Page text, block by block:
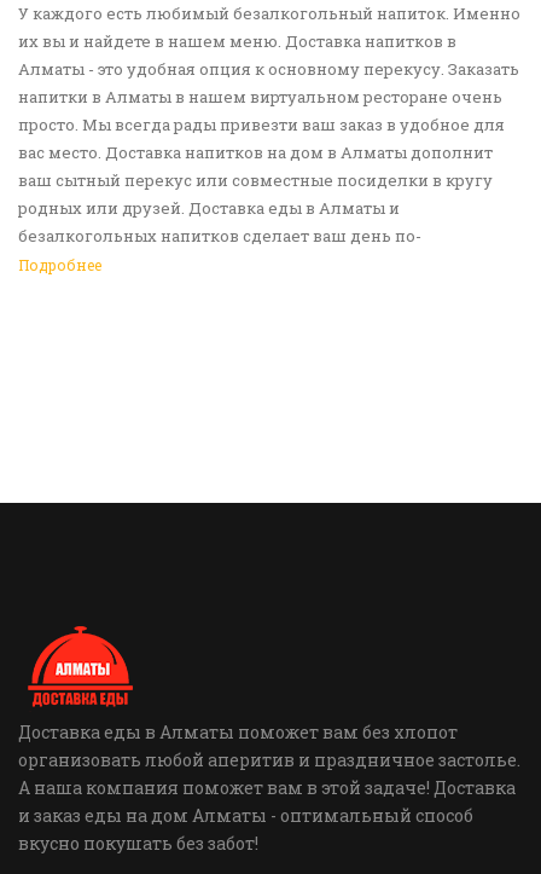
У каждого есть любимый безалкогольный напиток. Именно
их вы и найдете в нашем меню. Доставка напитков в
Алматы - это удобная опция к основному перекусу. Заказать
напитки в Алматы в нашем виртуальном ресторане очень
просто. Мы всегда рады привезти ваш заказ в удобное для
вас место. Доставка напитков на дом в Алматы дополнит
ваш сытный перекус или совместные посиделки в кругу
родных или друзей. Доставка еды в Алматы и
безалкогольных напитков сделает ваш день по-
настоящему ярким и беззаботным. Обращайтесь к нам за
Подробнее
Доставка еды в Алматы поможет вам без хлопот
организовать любой аперитив и праздничное застолье.
А наша компания поможет вам в этой задаче! Доставка
и заказ еды на дом Алматы - оптимальный способ
вкусно покушать без забот!